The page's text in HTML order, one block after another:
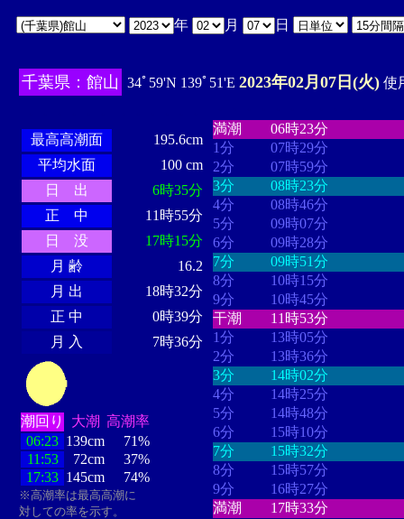
年 月 日
千葉県：館山 34ﾟ59'N 139ﾟ51'E 2023年02月07日(火) 使
最高高潮面
195.6cm
平均水面
100 cm
日 出
6時35分
正 中
11時55分
日 没
17時15分
月 齢
16.2
月 出
18時32分
正 中
0時39分
月 入
7時36分
潮回り 大潮 高潮率
06:23 139cm
71%
11:53
72cm
37%
17:33 145cm 74%
※高潮率は最高高潮に
対しての率を示す。
満潮
06時23分
1分
07時29分
2分
07時59分
3分
08時23分
4分
08時46分
5分
09時07分
6分
09時28分
7分
09時51分
8分
10時15分
9分
10時45分
干潮
11時53分
1分
13時05分
2分
13時36分
3分
14時02分
4分
14時25分
5分
14時48分
6分
15時10分
7分
15時32分
8分
15時57分
9分
16時27分
満潮
17時33分